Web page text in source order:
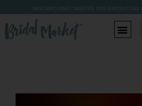
INSCRIPCIONS OBERTES PER EXPOSITORS